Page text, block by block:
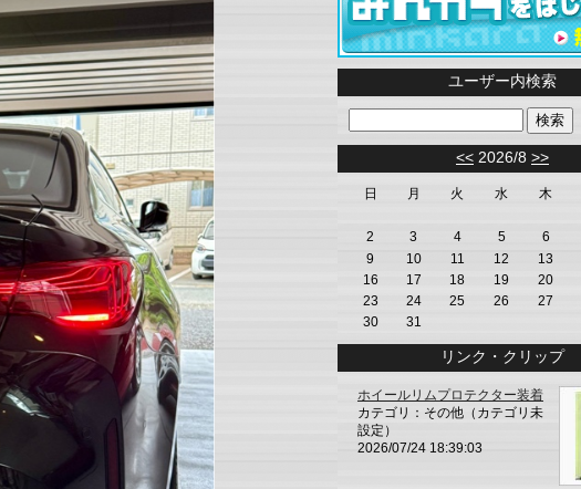
ユーザー内検索
<< 2026/8 >>
日 月 火 水 木
2
3 4 5 6
9
10 11 12 13
16
17 18 19 20
23
24 25 26 27
30
31
リンク・クリップ
ホイールリムプロテクター装着
カテゴリ：その他（カテゴリ未
設定）
2026/07/24 18:39:03